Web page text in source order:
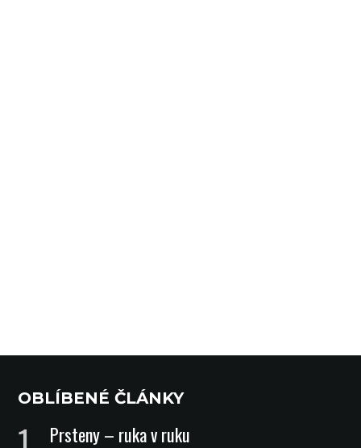
OBLÍBENÉ ČLÁNKY
Prsteny – ruka v ruku